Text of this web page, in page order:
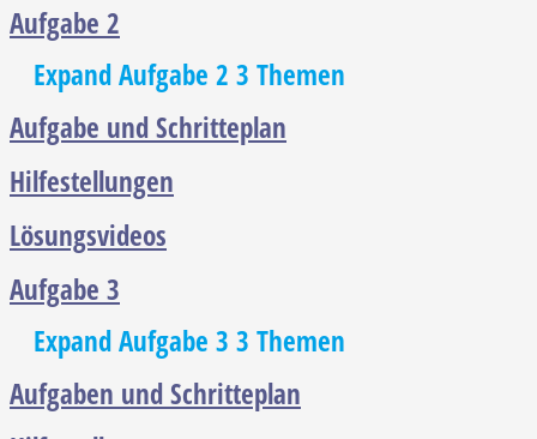
Aufgabe 2
ExpandAufgabe 2 3 Themen
Aufgabe und Schritteplan
Hilfestellungen
Lösungsvideos
Aufgabe 3
ExpandAufgabe 3 3 Themen
Aufgaben und Schritteplan